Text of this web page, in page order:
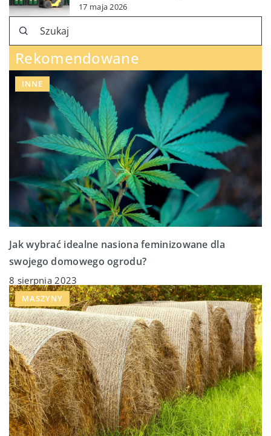
17 maja 2026
Rekomendowane
INNE
Jak wybrać idealne nasiona feminizowane dla
swojego domowego ogrodu?
8 sierpnia 2023
MASZYNY